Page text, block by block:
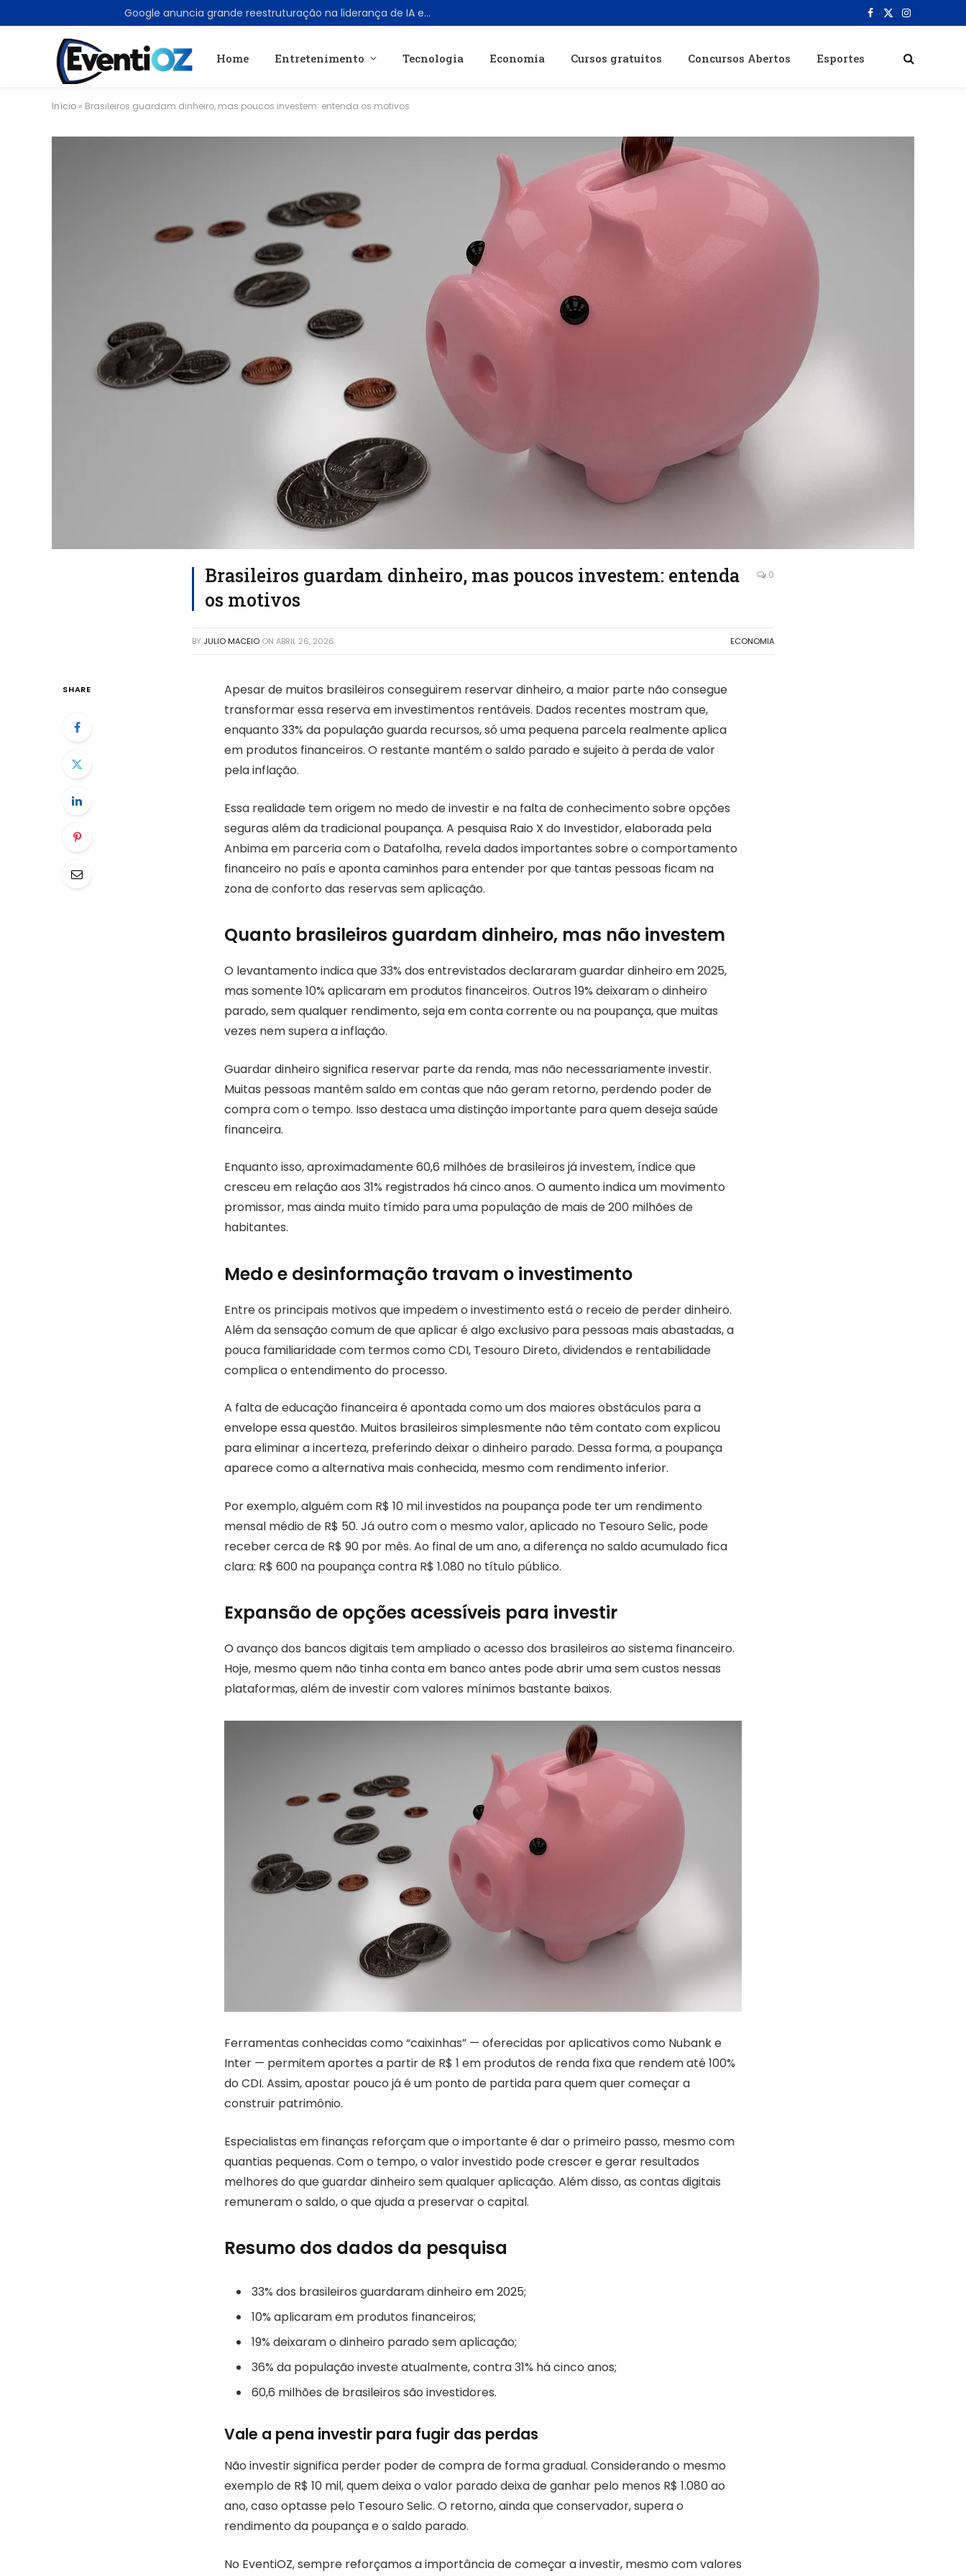
Google anuncia grande reestruturação na liderança de IA em meio a pressões internas e conflitos éticos Facebook
X
Instagram
Home Entretenimento Tecnologia Economia Cursos gratuitos Concursos Abertos Esportes
Início » Brasileiros guardam dinheiro, mas poucos investem: entenda os motivos
Brasileiros guardam dinheiro, mas poucos investem: entenda
os motivos
0
BY JULIO MACEIO ON ABRIL 26, 2026 ECONOMIA
SHARE
Apesar de muitos brasileiros conseguirem reservar dinheiro, a maior parte não consegue
transformar essa reserva em investimentos rentáveis. Dados recentes mostram que,
enquanto 33% da população guarda recursos, só uma pequena parcela realmente aplica
em produtos financeiros. O restante mantém o saldo parado e sujeito à perda de valor
pela inflação.
Essa realidade tem origem no medo de investir e na falta de conhecimento sobre opções
seguras além da tradicional poupança. A pesquisa Raio X do Investidor, elaborada pela
Anbima em parceria com o Datafolha, revela dados importantes sobre o comportamento
financeiro no país e aponta caminhos para entender por que tantas pessoas ficam na
zona de conforto das reservas sem aplicação.
Quanto brasileiros guardam dinheiro, mas não investem
O levantamento indica que 33% dos entrevistados declararam guardar dinheiro em 2025,
mas somente 10% aplicaram em produtos financeiros. Outros 19% deixaram o dinheiro
parado, sem qualquer rendimento, seja em conta corrente ou na poupança, que muitas
vezes nem supera a inflação.
Guardar dinheiro significa reservar parte da renda, mas não necessariamente investir.
Muitas pessoas mantêm saldo em contas que não geram retorno, perdendo poder de
compra com o tempo. Isso destaca uma distinção importante para quem deseja saúde
financeira.
Enquanto isso, aproximadamente 60,6 milhões de brasileiros já investem, índice que
cresceu em relação aos 31% registrados há cinco anos. O aumento indica um movimento
promissor, mas ainda muito tímido para uma população de mais de 200 milhões de
habitantes.
Medo e desinformação travam o investimento
Entre os principais motivos que impedem o investimento está o receio de perder dinheiro.
Além da sensação comum de que aplicar é algo exclusivo para pessoas mais abastadas, a
pouca familiaridade com termos como CDI, Tesouro Direto, dividendos e rentabilidade
complica o entendimento do processo.
A falta de educação financeira é apontada como um dos maiores obstáculos para a
envelope essa questão. Muitos brasileiros simplesmente não têm contato com explicou
para eliminar a incerteza, preferindo deixar o dinheiro parado. Dessa forma, a poupança
aparece como a alternativa mais conhecida, mesmo com rendimento inferior.
Por exemplo, alguém com R$ 10 mil investidos na poupança pode ter um rendimento
mensal médio de R$ 50. Já outro com o mesmo valor, aplicado no Tesouro Selic, pode
receber cerca de R$ 90 por mês. Ao final de um ano, a diferença no saldo acumulado fica
clara: R$ 600 na poupança contra R$ 1.080 no título público.
Expansão de opções acessíveis para investir
O avanço dos bancos digitais tem ampliado o acesso dos brasileiros ao sistema financeiro.
Hoje, mesmo quem não tinha conta em banco antes pode abrir uma sem custos nessas
plataformas, além de investir com valores mínimos bastante baixos.
Ferramentas conhecidas como “caixinhas” — oferecidas por aplicativos como Nubank e
Inter — permitem aportes a partir de R$ 1 em produtos de renda fixa que rendem até 100%
do CDI. Assim, apostar pouco já é um ponto de partida para quem quer começar a
construir patrimônio.
Especialistas em finanças reforçam que o importante é dar o primeiro passo, mesmo com
quantias pequenas. Com o tempo, o valor investido pode crescer e gerar resultados
melhores do que guardar dinheiro sem qualquer aplicação. Além disso, as contas digitais
remuneram o saldo, o que ajuda a preservar o capital.
Resumo dos dados da pesquisa
33% dos brasileiros guardaram dinheiro em 2025;
10% aplicaram em produtos financeiros;
19% deixaram o dinheiro parado sem aplicação;
36% da população investe atualmente, contra 31% há cinco anos;
60,6 milhões de brasileiros são investidores.
Vale a pena investir para fugir das perdas
Não investir significa perder poder de compra de forma gradual. Considerando o mesmo
exemplo de R$ 10 mil, quem deixa o valor parado deixa de ganhar pelo menos R$ 1.080 ao
ano, caso optasse pelo Tesouro Selic. O retorno, ainda que conservador, supera o
rendimento da poupança e o saldo parado.
No EventiOZ, sempre reforçamos a importância de começar a investir, mesmo com valores